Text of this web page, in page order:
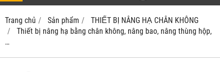
Trang chủ Sản phẩm
THIẾT BỊ NÂNG HẠ CHÂN KHÔNG
Thiết bị nâng hạ bằng chân không, nâng bao, nâng thùng hộp,
…